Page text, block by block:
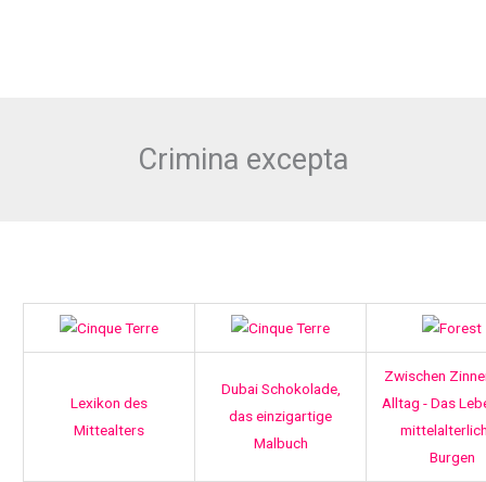
Crimina excepta
Lexikon des
Mittealters
Dubai Schokolade,
das einzigartige
Malbuch
Zwischen
Alltag - Das
Burgen